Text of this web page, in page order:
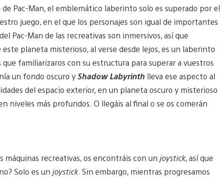
Pac-Man, el emblemático laberinto solo es superado por el
juego, en el que los personajes son igual de importantes
Pac-Man de las recreativas son inmersivos, así que
planeta misterioso, al verse desde lejos, es un laberinto
familiarizaros con su estructura para superar a vuestros
un fondo oscuro yShadow Labyrinth lleva ese aspecto al
del espacio exterior, en un planeta oscuro y misterioso
niveles más profundos. O llegáis al final o se os comerán
máquinas recreativas, os encontráis con un joystick, así que
Solo es un joystick. Sin embargo, mientras progresamos